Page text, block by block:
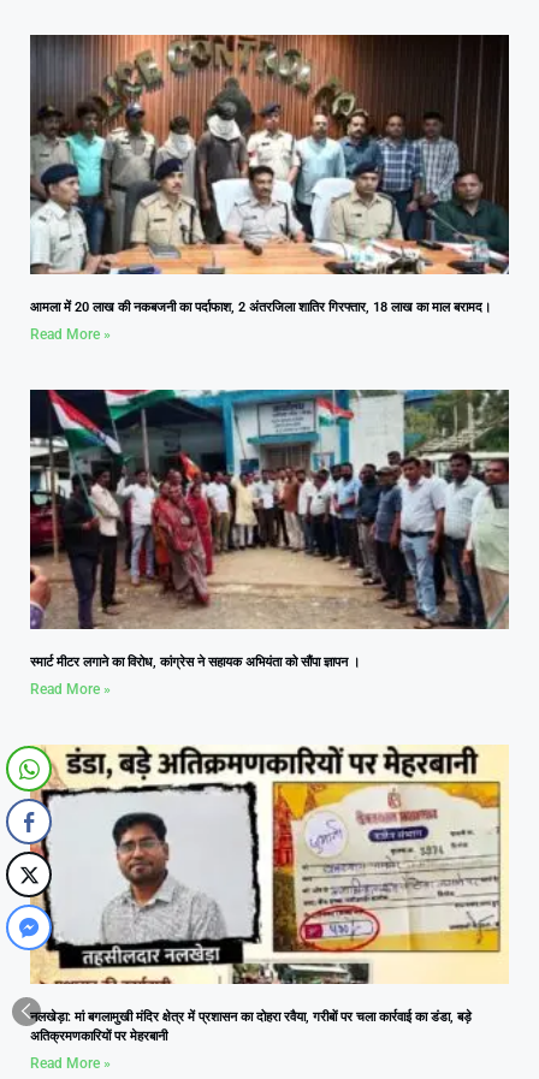
आमला में 20 लाख की नकबजनी का पर्दाफाश, 2 अंतरजिला शातिर गिरफ्तार, 18 लाख का माल बरामद।
Read More »
स्मार्ट मीटर लगाने का विरोध, कांग्रेस ने सहायक अभियंता को सौंपा ज्ञापन ।
Read More »
नलखेड़ा: मां बगलामुखी मंदिर क्षेत्र में प्रशासन का दोहरा रवैया, गरीबों पर चला कार्रवाई का डंडा, बड़े
अतिक्रमणकारियों पर मेहरबानी
Read More »